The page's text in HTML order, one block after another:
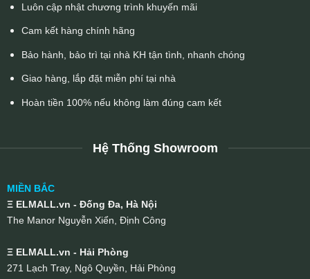
Luôn cập nhật chương trình khuyến mãi
Cam kết hàng chính hãng
Bảo hành, bảo trì tại nhà KH tận tình, nhanh chóng
Giao hàng, lắp đặt miễn phí tại nhà
Hoàn tiền 100% nếu không làm đúng cam kết
Hệ Thống Showroom
MIỀN BẮC
Ξ ELMALL.vn - Đống Đa, Hà Nội
The Manor Nguyễn Xiển, Định Công
Ξ ELMALL.vn - Hải Phòng
271 Lạch Tray, Ngô Quyền, Hải Phòng